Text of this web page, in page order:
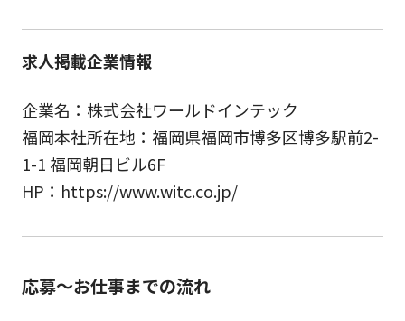
求人掲載企業情報
企業名：株式会社ワールドインテック
福岡本社所在地：福岡県福岡市博多区博多駅前2-
1-1 福岡朝日ビル6F
HP：https://www.witc.co.jp/
応募～お仕事までの流れ